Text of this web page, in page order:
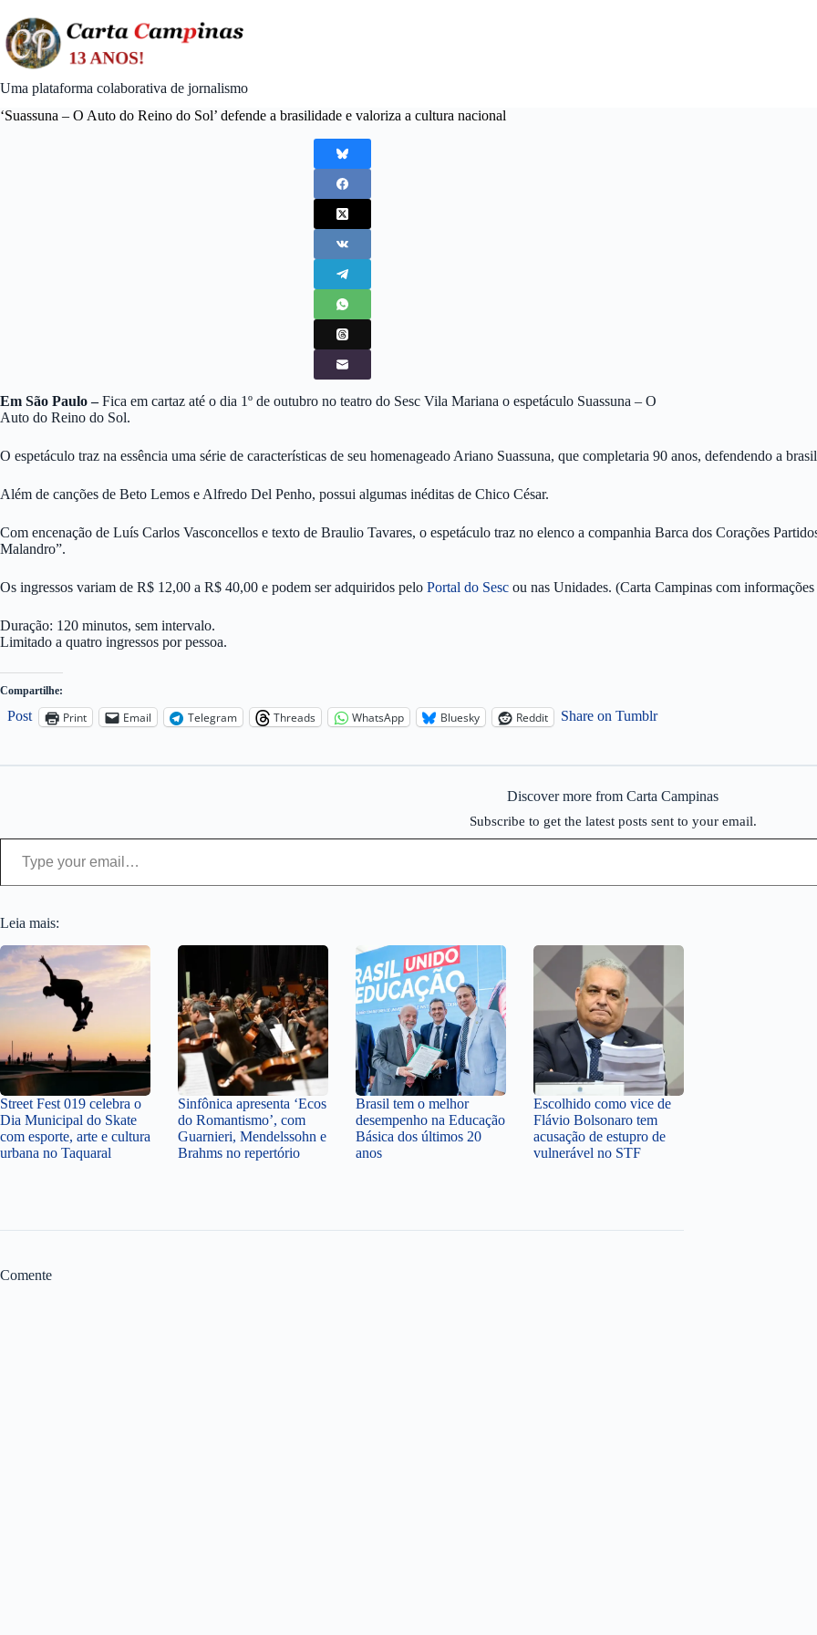
content
Uma plataforma colaborativa de jornalismo
‘Suassuna – O Auto do Reino do Sol’ defende a brasilidade e valoriza a cultura nacional
Em São Paulo –Fica em cartaz até o dia 1º de outubro no teatro do Sesc Vila Mariana o espetáculo Suassuna – O
Auto do Reino do Sol.
O espetáculo traz na essência uma série de características de seu homenageado Ariano Suassuna, que completaria 90 anos, defendendo a
Além de canções de Beto Lemos e Alfredo Del Penho, possui algumas inéditas de Chico César.
Com encenação de Luís Carlos Vasconcellos e texto de Braulio Tavares, o espetáculo traz no elenco a companhia Barca dos Corações
Malandro”.
Os ingressos variam de R$ 12,00 a R$ 40,00 e podem ser adquiridos pelo Portal do Sesc ou nas Unidades. (Carta Campinas com
Duração: 120 minutos, sem intervalo.
Limitado a quatro ingressos por pessoa.
Compartilhe:
Post Print Email Telegram Threads WhatsApp Bluesky Reddit Share on Tumblr
Discover more from Carta Campinas
Subscribe to get the latest posts sent to your email.
Type your email…
Leia mais:
Street Fest 019 celebra o
Dia Municipal do Skate
com esporte, arte e cultura
urbana no Taquaral
Sinfônica apresenta ‘Ecos
do Romantismo’, com
Guarnieri, Mendelssohn e
Brahms no repertório
Brasil tem o melhor
desempenho na Educação
Básica dos últimos 20
anos
Escolhido como vice de
Flávio Bolsonaro tem
acusação de estupro de
vulnerável no STF
Comente